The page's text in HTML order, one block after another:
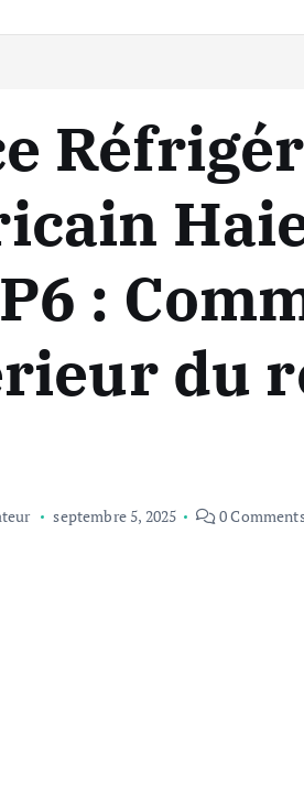
:
du
septembre 5, 2025 0